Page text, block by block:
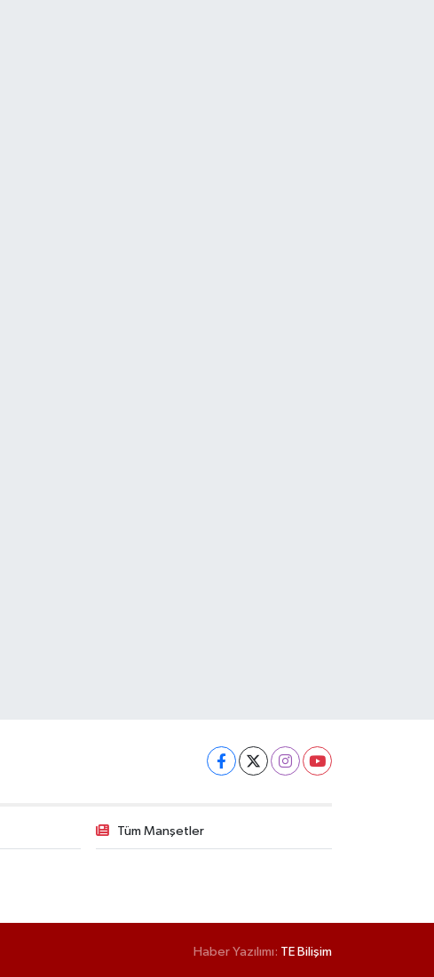
Tüm Manşetler
Haber Yazılımı: TE Bilişim